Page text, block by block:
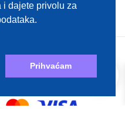
privatnosti
d.o.o.
i dajete privolu za
Prihvaćam